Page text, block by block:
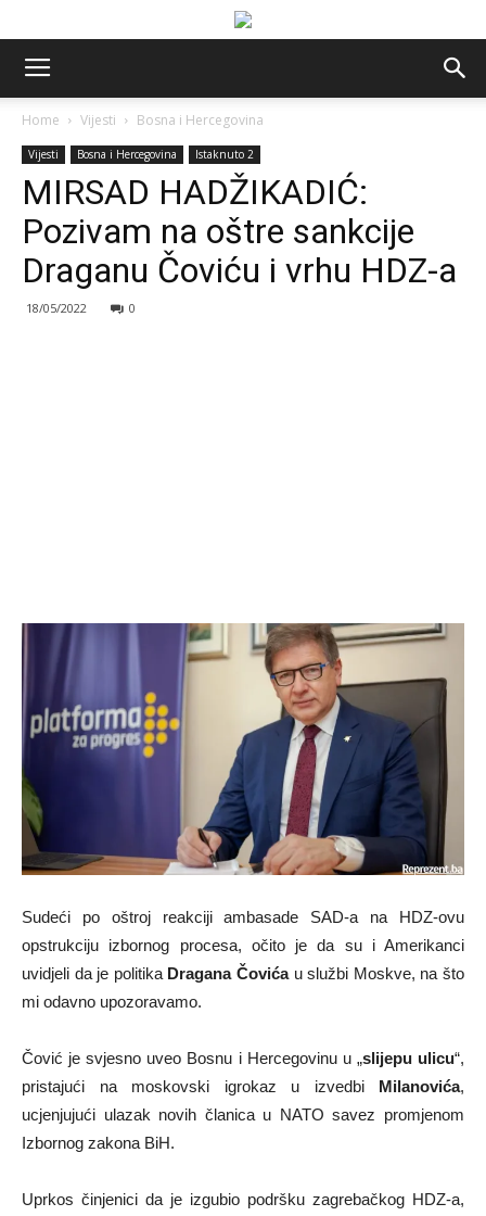
Home Vijesti Bosna i Hercegovina
Vijesti Bosna i Hercegovina Istaknuto 2
MIRSAD HADŽIKADIĆ:
Pozivam na oštre sankcije
Draganu Čoviću i vrhu HDZ-a
18/05/2022 0
Sudeći po oštroj reakciji ambasade SAD-a na HDZ-ovu
opstrukciju izbornog procesa, očito je da su i Amerikanci
uvidjeli da je politika Dragana Čovićau službi Moskve, na što
mi odavno upozoravamo.
Čović je svjesno uveo Bosnu i Hercegovinu u „slijepu ulicu“,
pristajući na moskovski igrokaz u izvedbi Milanovića,
ucjenjujući ulazak novih članica u NATO savez promjenom
Izbornog zakona BiH.
Uprkos činjenici da je izgubio podršku zagrebačkog HDZ-a,